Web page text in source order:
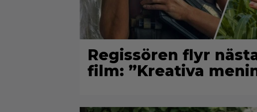
Regissören flyr
film: ”Kreativa